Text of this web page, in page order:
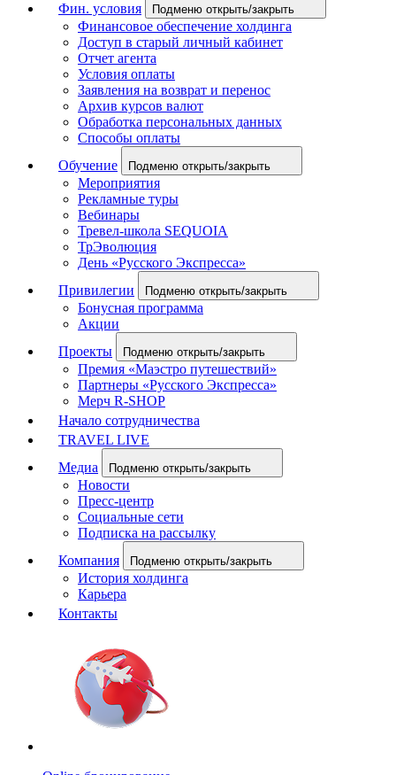
Фин. условия
Подменю открыть/закрыть
Финансовое обеспечение холдинга
Доступ в старый личный кабинет
Отчет агента
Условия оплаты
Заявления на возврат и перенос
Архив курсов валют
Обработка персональных данных
Способы оплаты
Обучение
Подменю открыть/закрыть
Мероприятия
Рекламные туры
Вебинары
Тревел-школа SEQUOIA
ТрЭволюция
День «Русского Экспресса»
Привилегии
Подменю открыть/закрыть
Бонусная программа
Акции
Проекты
Подменю открыть/закрыть
Премия «Маэстро путешествий»
Партнеры «Русского Экспресса»
Мерч R-SHOP
Начало сотрудничества
TRAVEL LIVE
Медиа
Подменю открыть/закрыть
Новости
Пресс-центр
Социальные сети
Подписка на рассылку
Компания
Подменю открыть/закрыть
История холдинга
Карьера
Контакты